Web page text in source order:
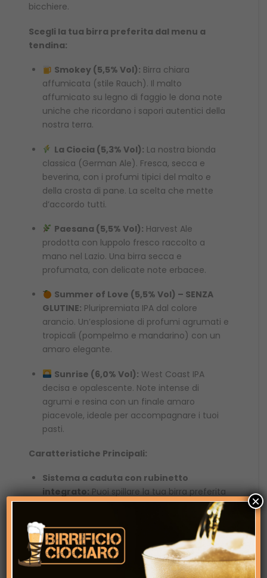
bicchiere.
Scegli la tua birra preferita dal menu a
tendina:
Smokey (5,5% Vol): Birra chiara
affumicata (stile Rauch). Il malto
affumicato su legno di faggio le dona note
uniche che ricordano i sapori autentici della
nostra terra.
La Ciocia (5,3% Vol): La nostra bionda
classica (German Ale). Fresca, secca e
beverina, con i profumi tipici del malto e
della crosta di pane. La scelta che mette
d’accordo tutti.
Paesana (5,5% Vol): Harvest Ale
prodotta con luppolo fresco raccolto a
mano nel Lazio. Una birra secca e
profumata, con delicate note erbacee.
Summer of Love (5,5% Vol) – SENZA
GLUTINE: Pluripremiata IPA dal colore
arancio. Un’esplosione di profumi agrumati e
tropicali (pompelmo e mandarino) con un
amaro elegante.
Sunrise (6,0% Vol): West Coast IPA
decisa e opalescente. Note intense di
agrumi e resina con un finale amaro
piacevole, ideale per accompagnare i tuoi
pasti.
Caratteristiche Principali:
Sistema a caduta con rubinetto
integrato:Puoi spillare la tua birra preferita
in totale autonomia, senza bisogno di
impianti professionali o spillatori esterni.
Formato Conveniente:
5 litri di pura
goduria (circa 15 bicchieri), perfetto per
grigliate, feste tra amici o come idea regalo
×